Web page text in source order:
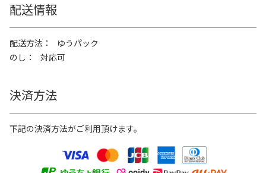
配送情報
配送方法
ゆうパック
のし
対応可
決済方法
下記の決済方法がご利用頂けます。